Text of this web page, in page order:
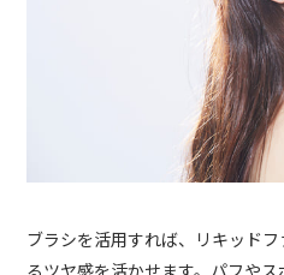
ブラシを活用すれば、リキッド